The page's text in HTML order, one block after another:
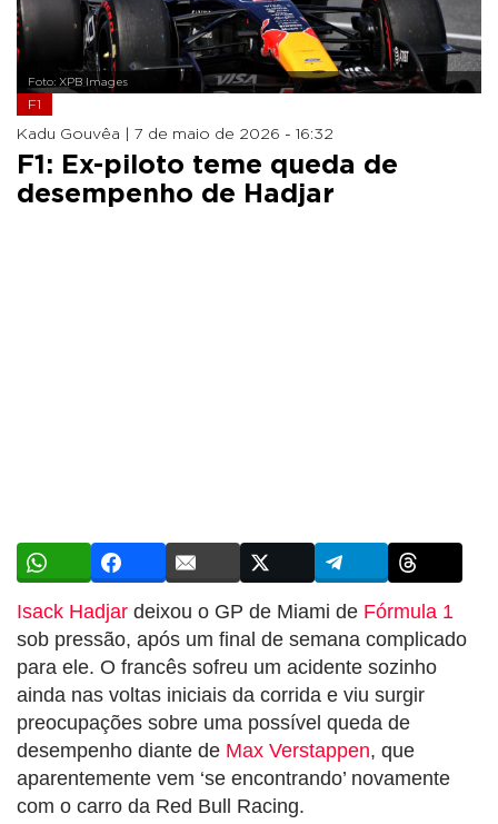
Foto: XPB Images
F1
Kadu Gouvêa | 7 de maio de 2026 - 16:32
F1: Ex-piloto teme queda de
desempenho de Hadjar
Isack Hadjar deixou o GP de Miami de Fórmula 1
sob pressão, após um final de semana complicado
para ele. O francês sofreu um acidente sozinho
ainda nas voltas iniciais da corrida e viu surgir
preocupações sobre uma possível queda de
desempenho diante de Max Verstappen, que
aparentemente vem ‘se encontrando’ novamente
com o carro da Red Bull Racing.